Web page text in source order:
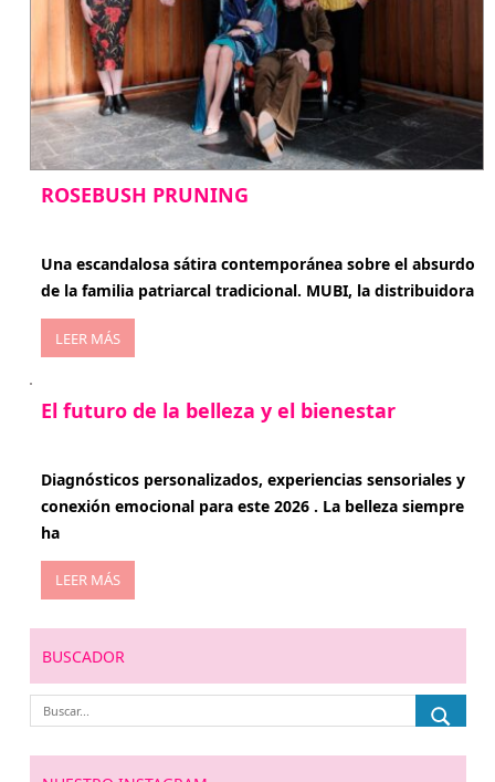
ROSEBUSH PRUNING
Una escandalosa sátira contemporánea sobre el absurdo
de la familia patriarcal tradicional. MUBI, la distribuidora
LEER MÁS
El futuro de la belleza y el bienestar
Diagnósticos personalizados, experiencias sensoriales y
conexión emocional para este 2026 . La belleza siempre
ha
LEER MÁS
BUSCADOR